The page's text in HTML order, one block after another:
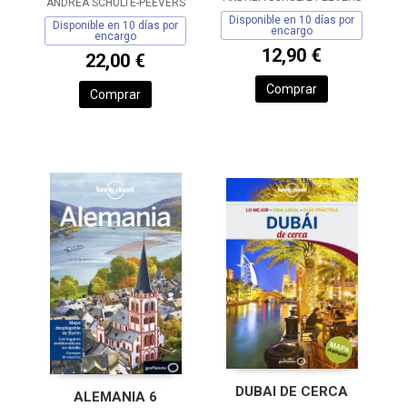
ANDREA SCHULTE-PEEVERS
Disponible en 10 días por
encargo
22,00 €
Comprar
Disponible en 10 días por
encargo
12,90 €
Comprar
ALEMANIA 6 DUBAI DE CERCA